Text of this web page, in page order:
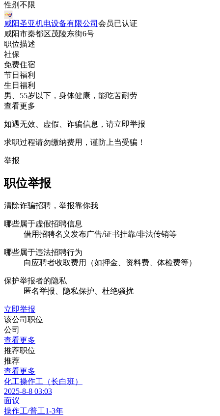
性别不限
咸阳圣亚机电设备有限公司 会员已认证
咸阳市秦都区茂陵东街6号
职位描述
社保
免费住宿
节日福利
生日福利
男、55岁以下，身体健康，能吃苦耐劳
查看更多
如遇无效、虚假、诈骗信息，请立即举报
求职过程请勿缴纳费用，谨防上当受骗！
举报
职位举报
清除诈骗招聘，举报靠你我
哪些属于虚假招聘信息
借用招聘名义发布广告/证书挂靠/非法传销等
哪些属于违法招聘行为
向应聘者收取费用（如押金、资料费、体检费等）
保护举报者的隐私
匿名举报、隐私保护、杜绝骚扰
立即举报
该公司职位
公司
查看更多
推荐职位
推荐
查看更多
化工操作工（长白班）
2025-8-8 03:03
面议
操作工/普工1-3年